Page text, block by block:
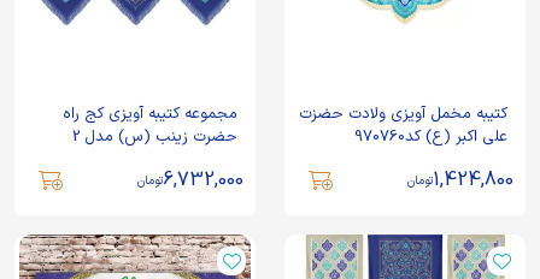
کتیبه مخمل آویزی ولادت حضزت
علی اکبر (ع) کد970760
1,424,800تومان
مجموعه کتیبه آویزی کج راه
حضرت زینب (س) مدل 2
6,732,000تومان